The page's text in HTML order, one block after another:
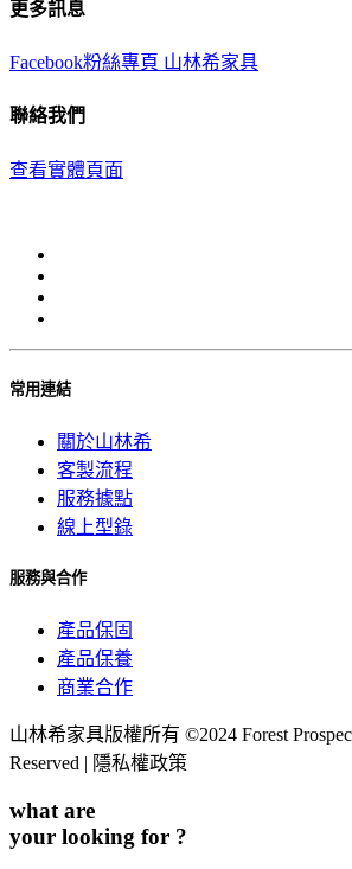
更多訊息
Facebook粉絲專頁 山林希家具
聯絡我們
查看實體頁面
常用連結
關於山林希
客製流程
服務據點
線上型錄
服務與合作
產品保固
產品保養
商業合作
山林希家具版權所有 ©2024 Forest
Reserved | 隱私權政策
what are
your looking for ?